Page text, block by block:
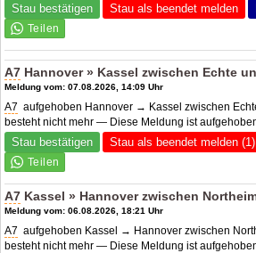
Stau bestätigen Stau als beendet melden
A7 Hannover » Kassel zwischen Echte
Meldung vom: 07.08.2026, 14:09 Uhr
A7 aufgehoben Hannover → Kassel zwischen
besteht nicht mehr — Diese Meldung ist
Stau bestätigen Stau als beendet melden (1)
A7 Kassel » Hannover zwischen
Meldung vom: 06.08.2026, 18:21 Uhr
A7 aufgehoben Kassel → Hannover zwischen
besteht nicht mehr — Diese Meldung ist